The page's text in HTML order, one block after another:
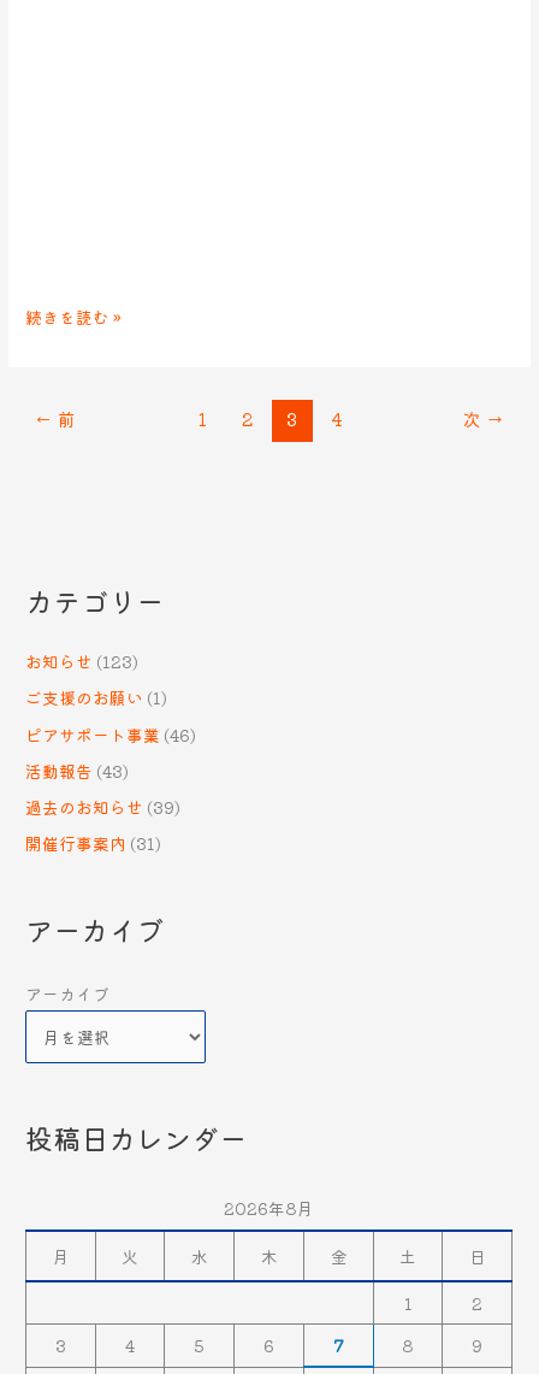
続きを読む »
← 前 1 2 3 4 次 →
カテゴリー
お知らせ (123)
ご支援のお願い (1)
ピアサポート事業 (46)
活動報告 (43)
過去のお知らせ (39)
開催行事案内 (31)
アーカイブ
アーカイブ
投稿日カレンダー
2026年8月
月
火 水 木 金 土
日
1
2
3
4 5 6 7 8
9